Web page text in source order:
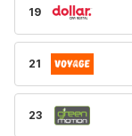
19
21
23